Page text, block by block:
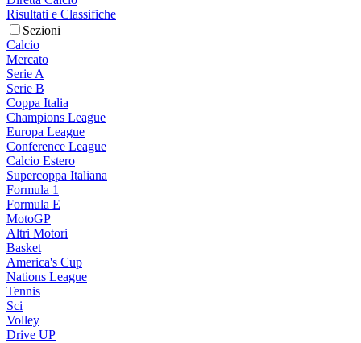
Risultati e Classifiche
Sezioni
Calcio
Mercato
Serie A
Serie B
Coppa Italia
Champions League
Europa League
Conference League
Calcio Estero
Supercoppa Italiana
Formula 1
Formula E
MotoGP
Altri Motori
Basket
America's Cup
Nations League
Tennis
Sci
Volley
Drive UP